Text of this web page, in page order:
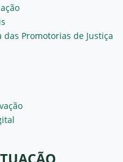
Promotorias de Justiça